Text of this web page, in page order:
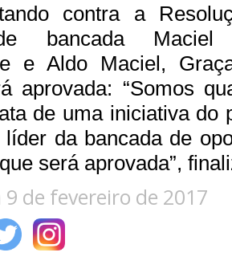
contra a
bancada Maciel
e Aldo Maciel,
aprovada: “Somos
de uma iniciativa do
líder da bancada de
será aprovada”,
9 de fevereiro de 2017